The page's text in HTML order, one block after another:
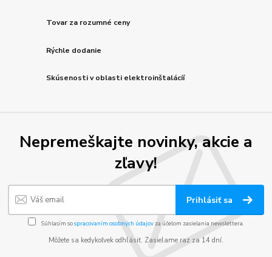
Tovar za rozumné ceny
Rýchle dodanie
Skúsenosti v oblasti elektroinštalácíí
Nepremeškajte novinky, akcie a
zľavy!
Prihlásiť sa
Súhlasím sospracovaním osobných údajov za účelom zasielania newslettera.
Môžete sa kedykoľvek odhlásiť. Zasielame raz za 14 dní.